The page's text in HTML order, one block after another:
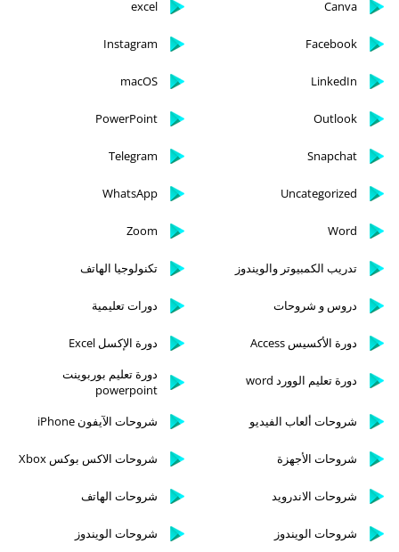
Canva
excel
Facebook
Instagram
LinkedIn
macOS
Outlook
PowerPoint
Snapchat
Telegram
Uncategorized
WhatsApp
Word
Zoom
تدريب الكمبيوتر والويندوز تكنولوجيا الهاتف
دروس و شروحات دورات تعليمية
دورة الأكسيس Access دورة الإكسل Excel
دورة تعليم الوورد word
دورة تعليم بوربوينت
powerpoint
شروحات ألعاب الفيديو
شروحات الآيفون iPhone
شروحات الأجهزة شروحات الاكس بوكس Xbox
شروحات الاندرويد شروحات الهاتف
شروحات الويندوز شروحات الويندوز